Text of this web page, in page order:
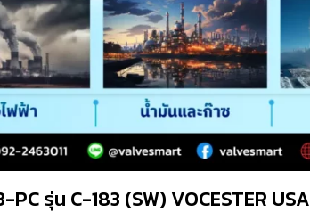
รุ่น C-183 (SW) VOCESTER USA